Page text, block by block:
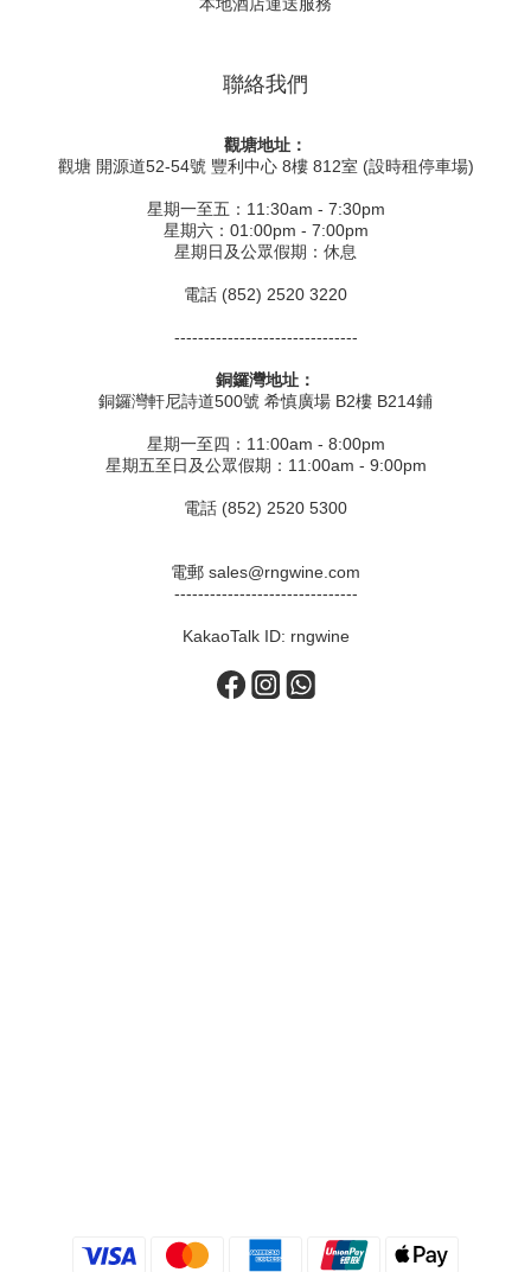
聯絡我們
觀塘地址：
觀塘 開源道52-54號 豐利中心 8樓 812室 (設時租停車場)
星期一至五：11:30am - 7:30pm
星期六：01:00pm - 7:00pm
星期日及公眾假期：休息
電話 (852) 2520 3220
-------------------------------
銅鑼灣地址：
銅鑼灣軒尼詩道500號 希慎廣場 B2樓 B214鋪
星期一至四：11:00am - 8:00pm
星期五至日及公眾假期：11:00am - 9:00pm
電話 (852) 2520 5300
電郵 sales@rngwine.com
-------------------------------
KakaoTalk ID: rngwine